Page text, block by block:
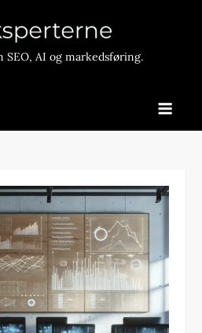
SEO, AI og markedsføring.